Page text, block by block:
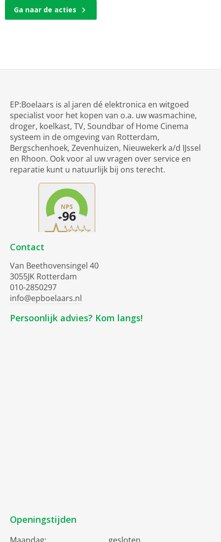
Ga naar de acties
EP:Boelaars is al jaren dé elektronica en witgoed
specialist voor het kopen van o.a. uw wasmachine,
droger, koelkast, TV, Soundbar of Home Cinema
systeem in de omgeving van Rotterdam,
Bergschenhoek, Zevenhuizen, Nieuwekerk a/d IJssel
en Rhoon. Ook voor al uw vragen over service en
reparatie kunt u natuurlijk bij ons terecht.
Contact
Van Beethovensingel 40
3055JK Rotterdam
010-2850297
info@epboelaars.nl
Persoonlijk advies? Kom langs!
Openingstijden